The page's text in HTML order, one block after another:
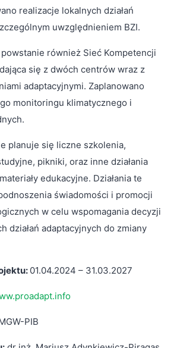
realizacje lokalnych działań
uwzględnieniem BZI.
również Sieć Kompetencji
się z dwóch centrów wraz z
adaptacyjnymi. Zaplanowano
monitoringu klimatycznego i
planuje się liczne szkolenia,
pikniki, oraz inne działania
edukacyjne. Działania te
świadomości i promocji
w celu wspomagania decyzji
działań adaptacyjnych do zmiany
01.04.2024 – 31.03.2027
PIB